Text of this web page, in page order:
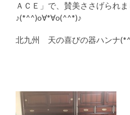
ＡＣＥ」で、賛美ささげられま
♪(*^^)o∀*∀o(^^*)♪
北九州 天の喜びの器ハンナ